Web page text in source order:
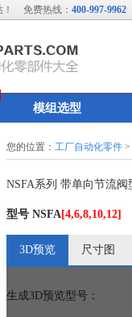
免费热线： 400-997-9962
模组选型
您的位置： 工厂自动化零件 >
NSFA系列 带单向节流阀
型号 NSFA[4,6,8,10,12]
3D预览 尺寸图
生成3D预览型号：